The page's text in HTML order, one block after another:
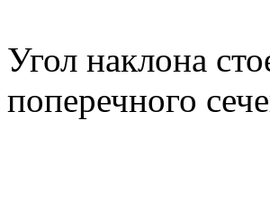
Угол наклона
поперечного